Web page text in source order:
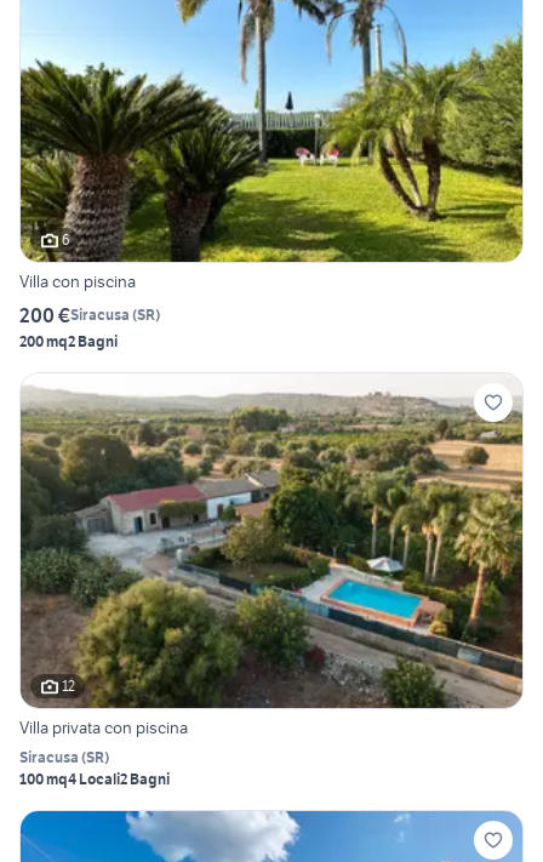
6
Villa con piscina
200 €Siracusa (SR)
200 mq2 Bagni
12
Villa privata con piscina
Siracusa (SR)
100 mq4 Locali2 Bagni